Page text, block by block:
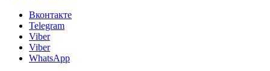
Вконтакте
Telegram
Viber
Viber
WhatsApp